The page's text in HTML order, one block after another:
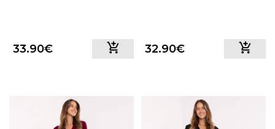
33.90€ 32.90€